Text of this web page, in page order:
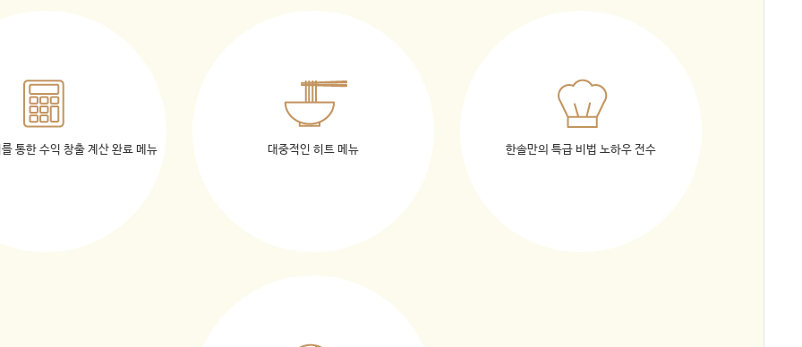
통한 수익 창출 계산 완료 메뉴 대중적인 히트 메뉴 한솔만의 특급 비법 노하우 전수